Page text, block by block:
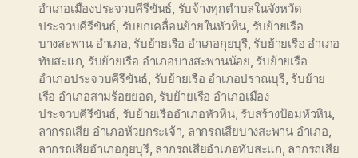
อำเภอเมืองประจวบคีรีขันธ์, รับจ้างทุกตำบลในจังหวัด
ประจวบคีรีขันธ์, รับยกเคลื่อนย้ายในหัวหิน, รับย้ายเรือ
บางสะพาน อำเภอ, รับย้ายเรือ อำเภอกุยบุรี, รับย้ายเรือ อำเภอ
ทับสะแก, รับย้ายเรือ อำเภอบางสะพานน้อย, รับย้ายเรือ
อำเภอประจวบคีรีขันธ์, รับย้ายเรือ อำเภอปราณบุรี, รับย้าย
เรือ อำเภอสามร้อยยอด, รับย้ายเรือ อำเภอเมือง
ประจวบคีรีขันธ์, รับย้ายเรืออำเภอหัวหิน, รับสร้างป้อมหัวหิน,
ลากรถเสีย อำเภอห้วยกระเจ้า, ลากรถเสียบางสะพาน อำเภอ,
ลากรถเสียอำเภอกุยบุรี, ลากรถเสียอำเภอทับสะแก, ลากรถเสีย